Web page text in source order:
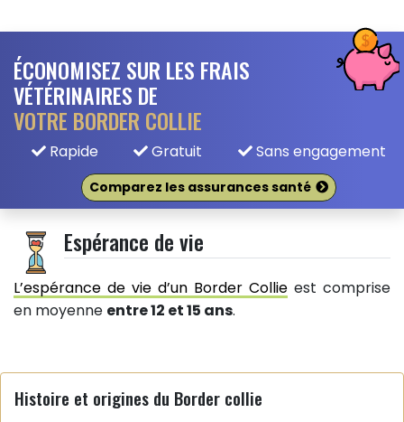
ÉCONOMISEZ SUR LES FRAIS
VÉTÉRINAIRES DE
VOTRE BORDER COLLIE
Rapide Gratuit Sans engagement
Comparez les assurances santé
Espérance de vie
L’espérance de vie d’un Border Collie est comprise
en moyenne entre 12 et 15 ans.
Histoire et origines du Border collie